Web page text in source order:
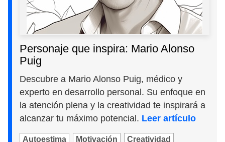
Personaje que inspira: Mario Alonso
Puig
Descubre a Mario Alonso Puig, médico y
experto en desarrollo personal. Su enfoque en
la atención plena y la creatividad te inspirará a
alcanzar tu máximo potencial. Leer artículo
Autoestima Motivación Creatividad